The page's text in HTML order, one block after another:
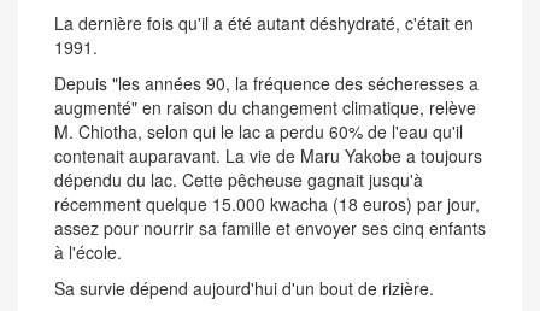
La dernière fois qu'il a été autant déshydraté, c'était en
1991.
Depuis "les années 90, la fréquence des sécheresses a
augmenté" en raison du changement climatique, relève
M. Chiotha, selon qui le lac a perdu 60% de l'eau qu'il
contenait auparavant. La vie de Maru Yakobe a toujours
dépendu du lac. Cette pêcheuse gagnait jusqu'à
récemment quelque 15.000 kwacha (18 euros) par jour,
assez pour nourrir sa famille et envoyer ses cinq enfants
à l'école.
Sa survie dépend aujourd'hui d'un bout de rizière.